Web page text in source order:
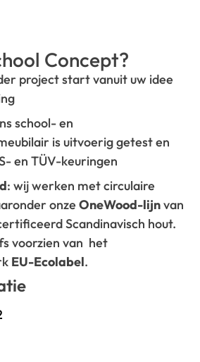
Concept?
project start vanuit uw idee
school- en
is uitvoerig getest en
en TÜV-keuringen
: wij werken met circulaire
onzeOneWood-lijnvan
Scandinavisch hout.
voorzien van het
EU-Ecolabel.